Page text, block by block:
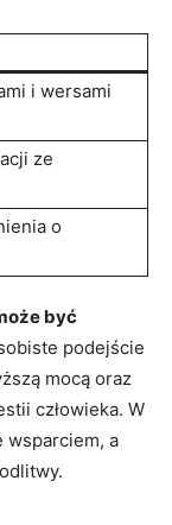
i wersami
ze
o
być
podejście
mocą oraz
człowieka. W
wsparciem, a